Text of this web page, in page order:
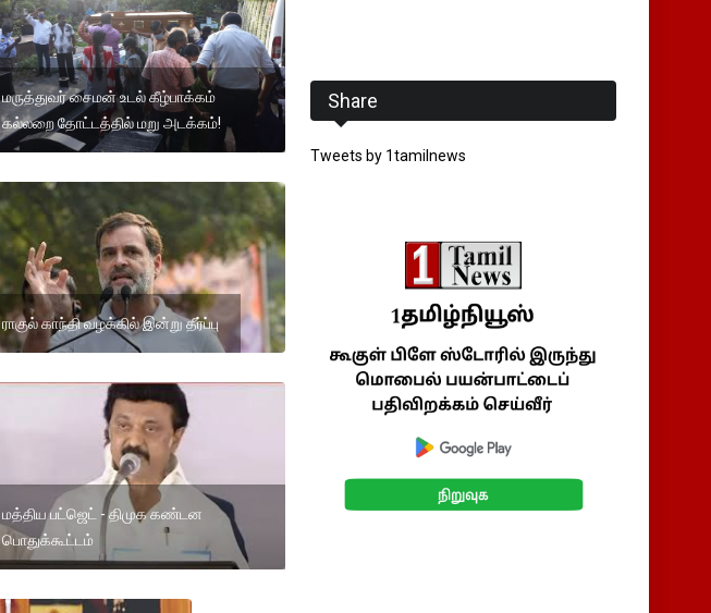
மருத்துவர் சைமன் உடல் கீழ்பாக்கம்
கல்லறை தோட்டத்தில் மறு அடக்கம்!
ராகுல் காந்தி வழக்கில் இன்று தீர்ப்பு
மத்திய பட்ஜெட் - திமுக கண்டன
பொதுக்கூட்டம்
Share
Tweets by 1tamilnews